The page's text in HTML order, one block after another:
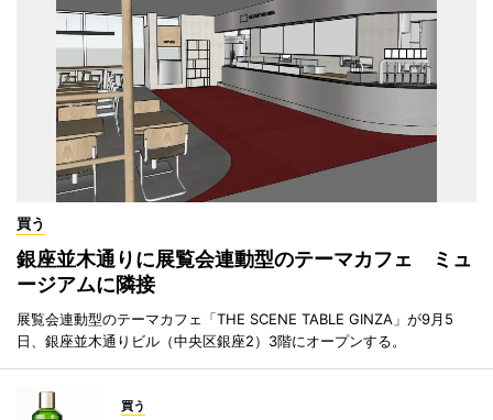
買う
銀座並木通りに展覧会連動型のテーマカフェ ミュ
ージアムに隣接
展覧会連動型のテーマカフェ「THE SCENE TABLE GINZA」が9月5
日、銀座並木通りビル（中央区銀座2）3階にオープンする。
買う